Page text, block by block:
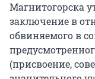
Магнитогорска
заключение в
обвиняемого в
(присвоение,